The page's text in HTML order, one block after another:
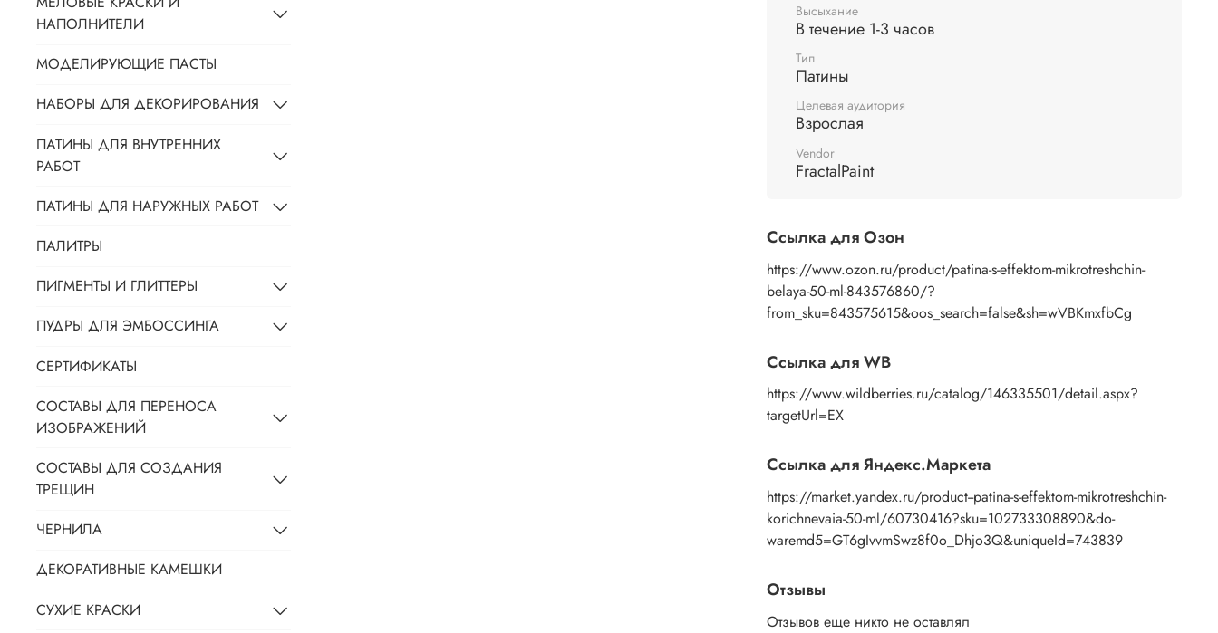
пигмент. В качестве финишного покрытия поверхность,
обработанную патиной, можно закрепить
лакомили залить эпоксидной смолой.
Высыхание
В течение 1-3 часов
Тип
Патины
Целевая аудитория
Взрослая
Vendor
FractalPaint
Ссылка для Озон
https://www.ozon.ru/product/patina-s-effektom-mikrotreshchin-
belaya-50-ml-843576860/?
from_sku=843575615&oos_search=false&sh=wVBKmxfbCg
Ссылка для WB
https://www.wildberries.ru/catalog/146335501/detail.aspx?
targetUrl=EX
Ссылка для Яндекс.Маркета
https://market.yandex.ru/product--patina-s-effektom-mikrotreshchin-
korichnevaia-50-ml/60730416?sku=102733308890&do-
waremd5=GT6gIvvmSwz8f0o_Dhjo3Q&uniqueId=743839
Отзывы
Отзывов еще никто не оставлял
НАПОЛНИТЕЛИ
МОДЕЛИРУЮЩИЕ ПАСТЫ
НАБОРЫ ДЛЯ ДЕКОРИРОВАНИЯ
ПАТИНЫ ДЛЯ ВНУТРЕННИХ
РАБОТ
ПАТИНЫ ДЛЯ НАРУЖНЫХ РАБОТ
ПАЛИТРЫ
ПИГМЕНТЫ И ГЛИТТЕРЫ
ПУДРЫ ДЛЯ ЭМБОССИНГА
СЕРТИФИКАТЫ
СОСТАВЫ ДЛЯ ПЕРЕНОСА
ИЗОБРАЖЕНИЙ
СОСТАВЫ ДЛЯ СОЗДАНИЯ
ТРЕЩИН
ЧЕРНИЛА
ДЕКОРАТИВНЫЕ КАМЕШКИ
СУХИЕ КРАСКИ